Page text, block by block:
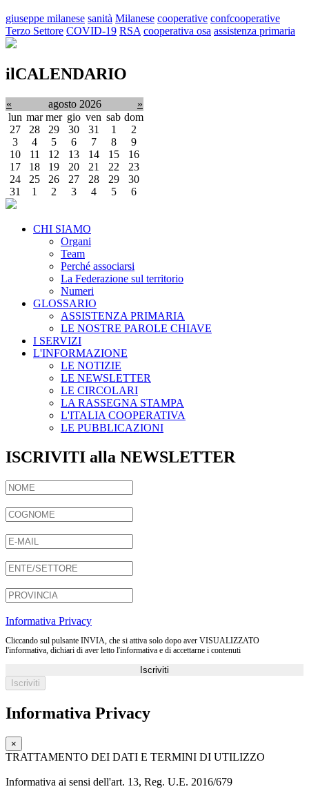
giuseppe milanese sanità Milanese cooperative confcooperative
Terzo Settore COVID-19 RSA cooperativa osa assistenza primaria
ilCALENDARIO
« agosto 2026
»
lun mar mer gio ven sab dom
27
28 29 30 31 1
2
3
4 5 6 7 8
9
10
11 12 13 14 15
16
17
18 19 20 21 22
23
24
25 26 27 28 29
30
31
1 2 3 4 5 6
CHI SIAMO
Organi
Team
Perché associarsi
La Federazione sul territorio
Numeri
GLOSSARIO
ASSISTENZA PRIMARIA
LE NOSTRE PAROLE CHIAVE
I SERVIZI
L'INFORMAZIONE
LE NOTIZIE
LE NEWSLETTER
LE CIRCOLARI
LA RASSEGNA STAMPA
L'ITALIA COOPERATIVA
LE PUBBLICAZIONI
ISCRIVITI alla NEWSLETTER
Informativa Privacy
Cliccando sul pulsante INVIA, che si attiva solo dopo aver VISUALIZZATO
l'informativa, dichiari di aver letto l'informativa e di accettarne i contenuti
Iscriviti
Informativa Privacy
×
TRATTAMENTO DEI DATI E TERMINI DI UTILIZZO
Informativa ai sensi dell'art. 13, Reg. U.E. 2016/679